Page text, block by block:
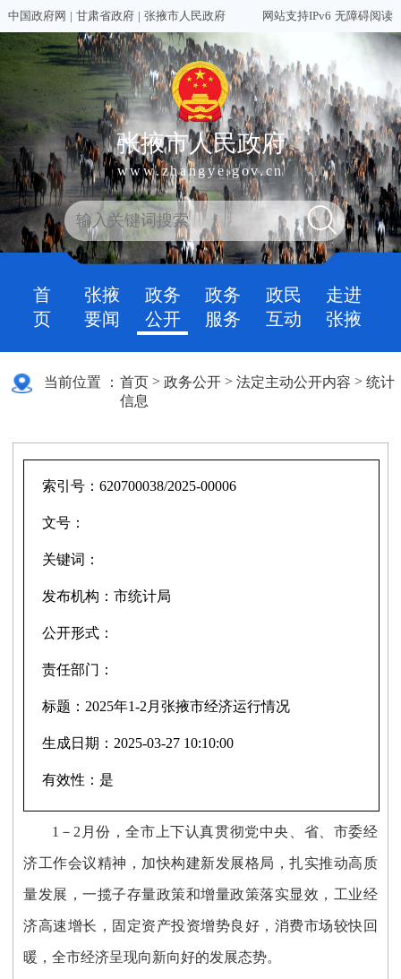
中国政府网 | 甘肃省政府 | 张掖市人民政府 网站支持IPv6 无障碍阅读
张掖市人民政府
www.zhangye.gov.cn
首
页
张掖
要闻
政务
公开
政务
服务
政民
互动
走进
张掖
当前位置 ： 首页 >政务公开 >法定主动公开内容 >统计
信息
索引号：620700038/2025-00006
文号：
关键词：
发布机构：市统计局
公开形式：
责任部门：
标题： 2025年1-2月张掖市经济运行情况
生成日期： 2025-03-27 10:10:00
有效性： 是
1－2月份，全市上下认真贯彻党中央、省、市委经
济工作会议精神，加快构建新发展格局，扎实推动高质
量发展，一揽子存量政策和增量政策落实显效，工业经
济高速增长，固定资产投资增势良好，消费市场较快回
暖，全市经济呈现向新向好的发展态势。